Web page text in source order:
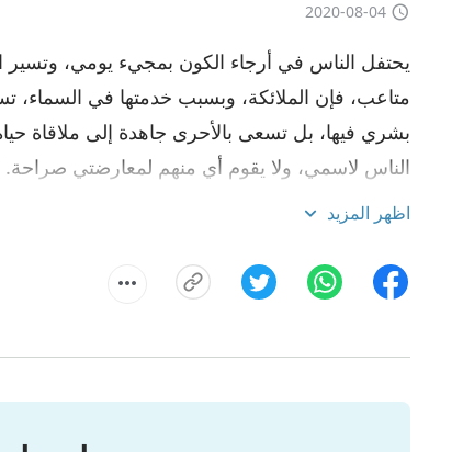
2020-08-04
يحتفل الناس في أرجاء الكون بمجيء يومي،
متاعب، فإن الملائكة، وبسبب خدمتها في
بشري فيها، بل تسعى بالأحرى جاهدة إلى ملاقاة
الناس لاسمي، ولا يقوم أي منهم لمعارضتي
تيار عملي. العالم يسقط! بابل أصابها الشلل!
على الأرض؟ أم الملائكة؟ مَنْ لا يحتفل بتكميل
توقف، ومَنْ لا يشعر بسعادة دائمة؟ أعيش في أرض
البلدان الموجودة على الأرض؟ كيف لا يبتهج
اظهر المزيد